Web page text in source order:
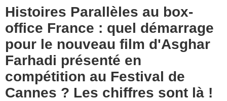
Histoires Parallèles au box-
office France : quel démarrage
pour le nouveau film d'Asghar
Farhadi présenté en
compétition au Festival de
Cannes ? Les chiffres sont là !